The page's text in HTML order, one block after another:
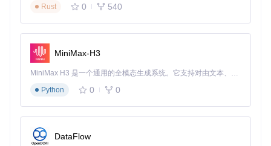
创新
基础层次化量化框架
⚙️ 技术局限性分析
base分词器虽然实现了金融数据的基本分词功能，但在处理加
法区分细微价格变化，8位量化精度难以捕捉市场突变特征，
通用训练数据使得特定市场模式学习不充分。
KronosTokenizer-2k通过扩大词汇表和提高量化精度解决了上
述问题，但也带来新的挑战：模型参数从256K增加到2M，内
存占用提升约8倍，推理速度降低30%，对计算资源要求更
高。
Rust
0 540
MiniMax-H3
MiniMax H3 是一个通用的全模态生成系统。它支持对由文本、图像、视频和音频组成的多模态上下文进行统一理解，并能生成分辨率高达 2K、时长可达 15 秒的带原生立体声音频的视频。得益于面向任务泛化的系统设计，H3 在预训练阶段就已具备广泛的多模态上下文理解与生成能力，能够出色地执行复杂的多模态指令。
Python
0 0
DataFlow